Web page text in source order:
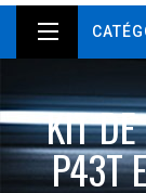
KIT
P43T